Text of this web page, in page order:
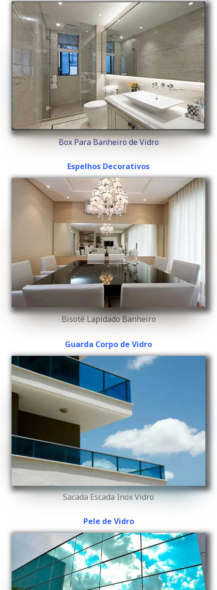
Box Para Banheiro de Vidro
Espelhos Decorativos
Bisotê Lapidado Banheiro
Guarda Corpo de Vidro
Sacada Escada Inox Vidro
Pele de Vidro